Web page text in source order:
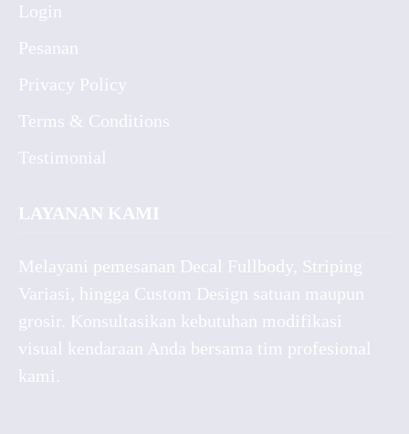
Login
Pesanan
Privacy Policy
Terms & Conditions
Testimonial
LAYANAN KAMI
Melayani pemesanan Decal Fullbody, Striping
Variasi, hingga Custom Design satuan maupun
grosir. Konsultasikan kebutuhan modifikasi
visual kendaraan Anda bersama tim profesional
kami.